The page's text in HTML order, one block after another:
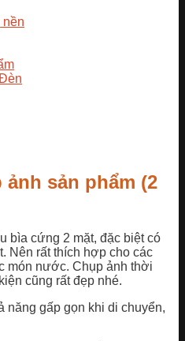
nền
sản phẩm (2
bìa cứng 2 mặt, đặc biệt có
Nên rất thích hợp cho các
món nước. Chụp ảnh thời
cũng rất đẹp nhé.
năng gấp gọn khi di chuyển,